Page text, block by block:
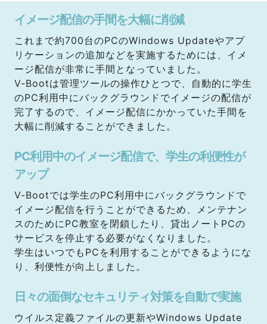
イメージ配信の手間を大幅に削減
これまで約700台のPCのWindows Updateやアプ
リケーションの追加などを実施するためには、イメ
ージ配信が非常に手間となっていました。
V-Bootは管理ツールの操作ひとつで、自動的に学生
のPC利用中にバックグラウンドでイメージの配信が
完了するので、イメージ配信にかかっていた手間を
大幅に削減することができました。
PC利用中のイメージ配信で、学生の利便性が
アップ
V-Bootでは学生のPC利用中にバックグラウンドで
イメージ配信を行うことができるため、メンテナン
スのためにPC教室を閉鎖したり、貸出ノートPCの
サービスを停止する必要がなくなりました。
学生はいつでもPCを利用することができるようにな
り、利便性が向上しました。
日々の面倒なセキュリティ対策を自動で実施
ウイルス定義ファイルの更新やWindows Update